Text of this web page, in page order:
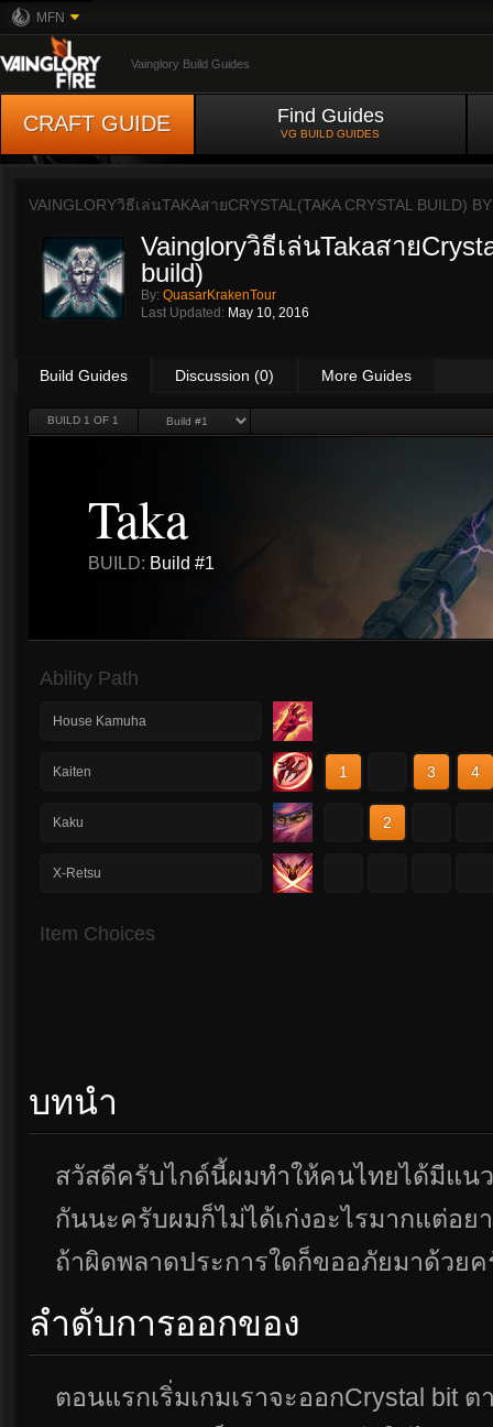
MFN
Vainglory Build Guides
CRAFT GUIDE Find Guides
VG BUILD GUIDES
VAINGLORYวิธีเล่นTAKAสายCRYSTAL(TAKA CRYSTAL BUILD)
Vaingloryวิธีเล่นTakaสาย
build)
By: QuasarKrakenTour
Last Updated: May 10, 2016
Build Guides Discussion (0) More Guides
BUILD 1 OF 1
Taka
BUILD: Build #1
Ability Path
House Kamuha
Kaiten 1 3 4
Kaku 2
X-Retsu
Item Choices
บทนำ
สวัสดีครับไกด์นี้ผมทำให้คนไทยได้มีแนว
กันนะครับผมก็ไม่ได้เก่งอะไรมากแต่อ
ถ้าผิดพลาดประการใดก็ขออภัยมาด้วย
ลำดับการออกของ
ตอนแรกเริ่มเกมเราจะออกCrystal bit